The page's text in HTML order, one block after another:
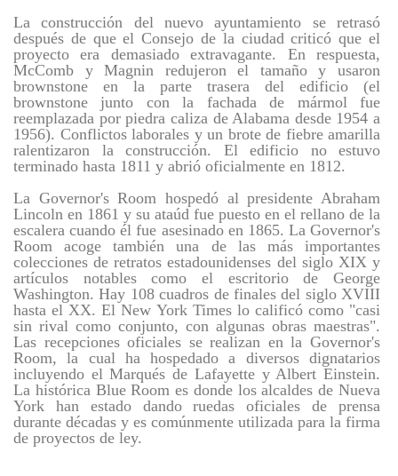
La construcción del nuevo ayuntamiento se retrasó
después de que el Consejo de la ciudad criticó que el
proyecto era demasiado extravagante. En respuesta,
McComb y Magnin redujeron el tamaño y usaron
brownstone en la parte trasera del edificio (el
brownstone junto con la fachada de mármol fue
reemplazada por piedra caliza de Alabama desde 1954 a
1956). Conflictos laborales y un brote de fiebre amarilla
ralentizaron la construcción. El edificio no estuvo
terminado hasta 1811 y abrió oficialmente en 1812.
La Governor's Room hospedó al presidente Abraham
Lincoln en 1861 y su ataúd fue puesto en el rellano de la
escalera cuando él fue asesinado en 1865. La Governor's
Room acoge también una de las más importantes
colecciones de retratos estadounidenses del siglo XIX y
artículos notables como el escritorio de George
Washington. Hay 108 cuadros de finales del siglo XVIII
hasta el XX. El New York Times lo calificó como "casi
sin rival como conjunto, con algunas obras maestras".
Las recepciones oficiales se realizan en la Governor's
Room, la cual ha hospedado a diversos dignatarios
incluyendo el Marqués de Lafayette y Albert Einstein.
La histórica Blue Room es donde los alcaldes de Nueva
York han estado dando ruedas oficiales de prensa
durante décadas y es comúnmente utilizada para la firma
de proyectos de ley.